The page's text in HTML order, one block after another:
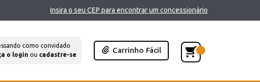
Insira o seu CEP para encontrar um concessionário
como convidado
o login ou cadastre-se
Carrinho Fácil